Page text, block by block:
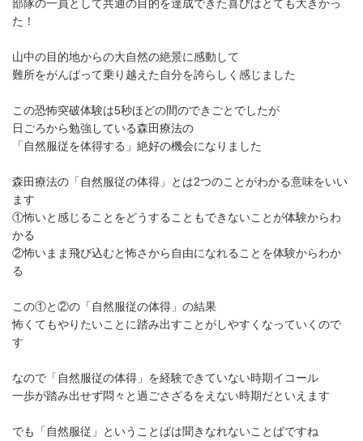
部隊の一員として共通の目的を達成できた喜びはとても大きかっ
た！
山中の目的地からの大自然の絶景に感動して
難所をがんばって乗り越えた自分を誇らしく感じました
この恐怖突破体験は5秒ほどの間のできごとでしたが
日ごろから勉強している森田療法の
「自然服従を体得する」絶好の機会になりました
森田療法の「自然服従の体得」とは2つのことがわかる意味をいい
ます
①怖いと感じることをどうすることもできないことが体験からわ
かる
②怖いまま飛び込むと怖さから自由になれることを体験からわか
る
この①と②の「自然服従の体得」の結果
怖くてもやりたいことに踏み出すことがしやすくなっていくので
す
なので「自然服従の体得」を経験できていない時期イコール
一歩が踏み出せず悶々と過ごさざるをえない時期だといえます
でも「自然服従」ということばは聞きなれないことばですね